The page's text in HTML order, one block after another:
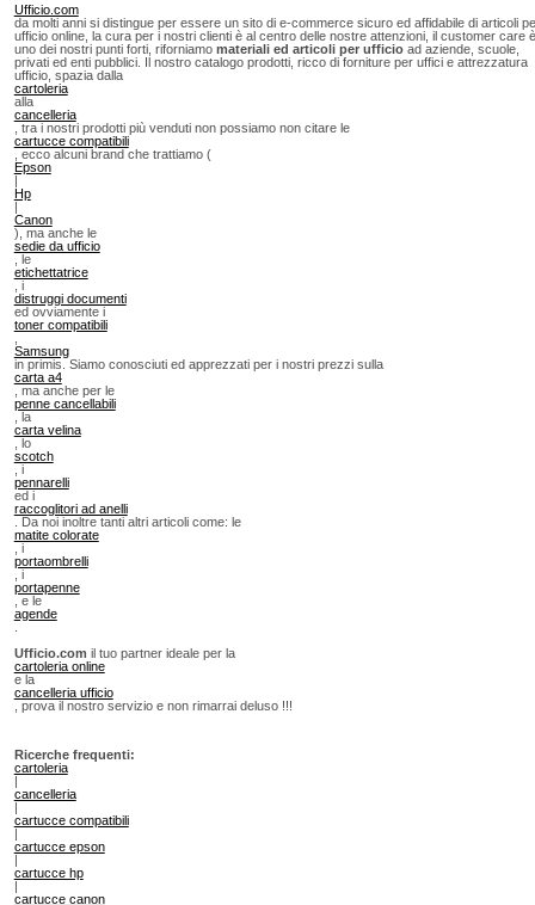
Ufficio.com
da molti anni si distingue per essere un sito di e-commerce sicuro ed affidabile di articoli
ufficio online, la cura per i nostri clienti è al centro delle nostre attenzioni, il customer care è
uno dei nostri punti forti, riforniamo materiali ed articoli per ufficioad aziende, scuole,
privati ed enti pubblici. Il nostro catalogo prodotti, ricco di forniture per uffici e attrezzatura
ufficio, spazia dalla
cartoleria
alla
cancelleria
, tra i nostri prodotti più venduti non possiamo non citare le
cartucce compatibili
, ecco alcuni brand che trattiamo (
Epson
|
Hp
|
Canon
), ma anche le
sedie da ufficio
, le
etichettatrice
, i
distruggi documenti
ed ovviamente i
toner compatibili
Samsung
in primis. Siamo conosciuti ed apprezzati per i nostri prezzi sulla
carta a4
, ma anche per le
penne cancellabili
, la
carta velina
, lo
scotch
, i
pennarelli
ed i
raccoglitori ad anelli
. Da noi inoltre tanti altri articoli come: le
matite colorate
, i
portaombrelli
, i
portapenne
, e le
agende
Ufficio.com il tuo partner ideale per la
cartoleria online
e la
cancelleria ufficio
, prova il nostro servizio e non rimarrai deluso !!!
Ricerche frequenti:
cartoleria
|
cancelleria
|
cartucce compatibili
|
cartucce epson
|
cartucce hp
|
cartucce canon